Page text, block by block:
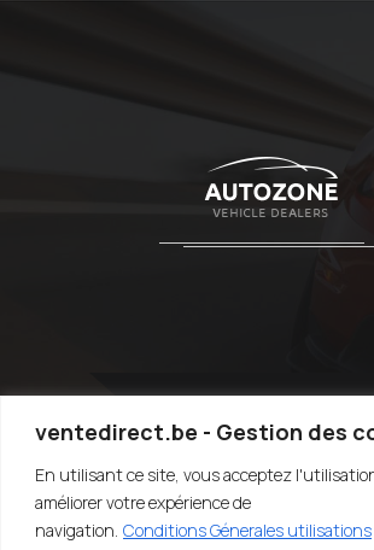
ventedirect.be - Gestion des
En utilisant ce site, vous acceptez
améliorer votre expérience de
navigation. Conditions Génerales utilisations
TOP